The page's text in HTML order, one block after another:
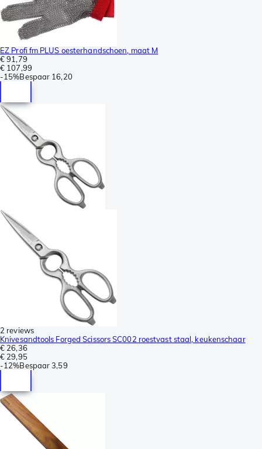
EZ Profi fm PLUS oesterhandschoen, maat M
€ 91,79
€ 107,99
-15%Bespaar 16,20
2 reviews
Knivesandtools Forged Scissors SC002 roestvast staal, keukenschaar
€ 26,36
€ 29,95
-12%Bespaar 3,59